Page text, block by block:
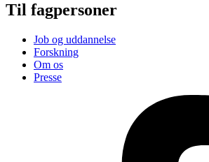
Til fagpersoner
Job og uddannelse
Forskning
Om os
Presse